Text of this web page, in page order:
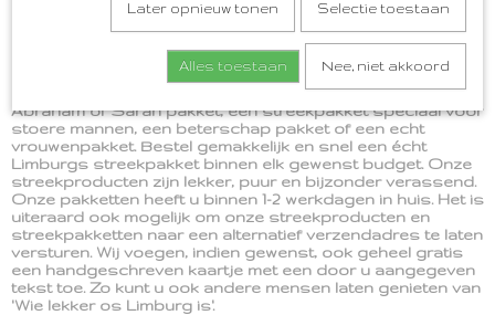
Speciale gelegenheden vragen om speciale Limburgse
geschenken. Wij helpen u graag om een gelegenheid extra
speciaal te maken door een pakket keuze te maken die bij
u past. We hebben in onze webshop een breed aanbod
aan streekpakkettten. Wat dacht u van een origineel
Abraham of Sarah pakket, een streekpakket speciaal voor
stoere mannen, een beterschap pakket of een echt
vrouwenpakket. Bestel gemakkelijk en snel een écht
Limburgs streekpakket binnen elk gewenst budget. Onze
streekproducten zijn lekker, puur en bijzonder verassend.
Onze pakketten heeft u binnen 1-2 werkdagen in huis. Het is
uiteraard ook mogelijk om onze streekproducten en
streekpakketten naar een alternatief verzendadres te laten
versturen. Wij voegen, indien gewenst, ook geheel gratis
een handgeschreven kaartje met een door u aangegeven
tekst toe. Zo kunt u ook andere mensen laten genieten van
'Wie lekker os Limburg is'.
Later opnieuw tonen Selectie toestaan
Alles toestaan Nee, niet akkoord